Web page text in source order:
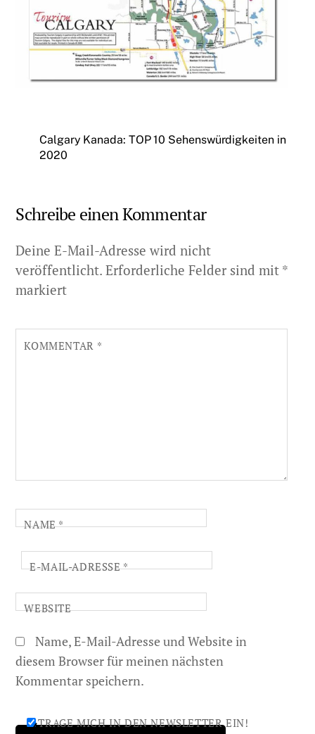
Calgary Kanada: TOP 10 Sehenswürdigkeiten in
2020
Schreibe einen Kommentar
Deine E-Mail-Adresse wird nicht
veröffentlicht. Erforderliche Felder sind mit *
markiert
KOMMENTAR *
NAME*
E-MAIL-ADRESSE*
WEBSITE
Name, E-Mail-Adresse und Website in
diesem Browser für meinen nächsten
Kommentar speichern.
TRAGE MICH IN DEN NEWSLETTER EIN!